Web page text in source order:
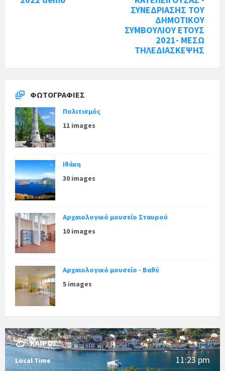
ΣΥΝΕΔΡΙΑΣΗΣ ΤΟΥ
ΔΗΜΟΤΙΚΟΥ
ΣΥΜΒΟΥΛΙΟΥ ΕΤΟΥΣ
2021- ΜΕΣΩ
ΤΗΛΕΔΙΑΣΚΕΨΗΣ
ΦΩΤΟΓΡΑΦΊΕΣ
Πολιτισμός
11 images
Ιθάκη
30 images
Αρχαιολογικό μουσείο Σταυρού
10 images
Αρχαιολογικό μουσείο - Βαθύ
5 images
ΚΑΙΡΌΣ
Local Time
11:23 pm